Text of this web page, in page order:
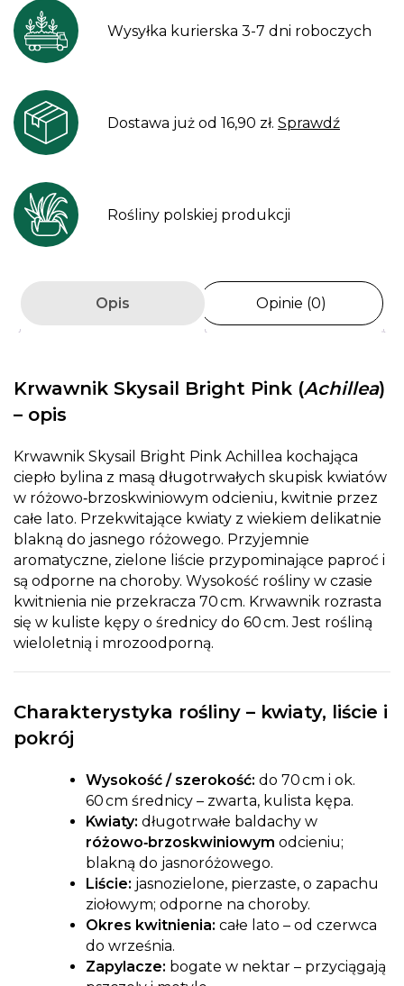
Wysyłka kurierska 3-7 dni roboczych
Dostawa już od 16,90 zł. Sprawdź
Rośliny polskiej produkcji
Opis Opinie (0)
Krwawnik Skysail Bright Pink (Achillea)
– opis
Krwawnik Skysail Bright Pink Achillea kochająca
ciepło bylina z masą długotrwałych skupisk kwiatów
w różowo‑brzoskwiniowym odcieniu, kwitnie przez
całe lato. Przekwitające kwiaty z wiekiem delikatnie
blakną do jasnego różowego. Przyjemnie
aromatyczne, zielone liście przypominające paproć i
są odporne na choroby. Wysokość rośliny w czasie
kwitnienia nie przekracza 70 cm. Krwawnik rozrasta
się w kuliste kępy o średnicy do 60 cm. Jest rośliną
wieloletnią i mrozoodporną.
Charakterystyka rośliny – kwiaty, liście i
pokrój
Wysokość / szerokość: do 70 cm i ok.
60 cm średnicy – zwarta, kulista kępa.
Kwiaty: długotrwałe baldachy w
różowo‑brzoskwiniowym odcieniu;
blakną do jasnoróżowego.
Liście: jasnozielone, pierzaste, o zapachu
ziołowym; odporne na choroby.
Okres kwitnienia: całe lato – od czerwca
do września.
Zapylacze: bogate w nektar – przyciągają